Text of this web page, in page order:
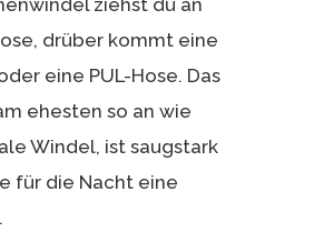
drüber kommt eine
eine PUL-Hose. Das
ehesten so an wie
Windel, ist saugstark
für die Nacht eine